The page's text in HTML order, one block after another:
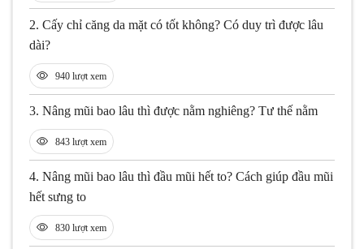
2. Cấy chỉ căng da mặt có tốt không? Có duy trì được lâu
dài?
940 lượt xem
3. Nâng mũi bao lâu thì được nằm nghiêng? Tư thế nằm
843 lượt xem
4. Nâng mũi bao lâu thì đầu mũi hết to? Cách giúp đầu mũi
hết sưng to
830 lượt xem